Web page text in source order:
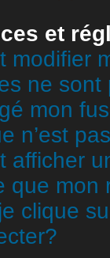
et
modifier
ne sont
mon
n’est
afficher
que
clique